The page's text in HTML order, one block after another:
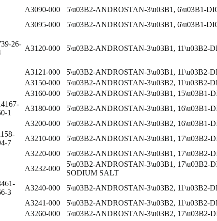
A3090-000
5\u03B2-ANDROSTAN-3\u03B1, 6\u03B1-
A3095-000
5\u03B2-ANDROSTAN-3\u03B1, 6\u03B1-
26-
A3120-000 5\u03B2-ANDROSTAN-3\u03B1, 11\u03B2-
A3121-000
5\u03B2-ANDROSTAN-3\u03B1, 11\u03B2-
A3150-000
5\u03B2-ANDROSTAN-3\u03B2, 11\u03B2-
A3160-000
5\u03B2-ANDROSTAN-3\u03B1, 15\u03B1-
1
A3180-000
5\u03B2-ANDROSTAN-3\u03B1, 16\u03B1-
A3200-000
5\u03B2-ANDROSTAN-3\u03B2, 16\u03B1-
7
A3210-000
5\u03B2-ANDROSTAN-3\u03B1, 17\u03B2-
A3220-000
5\u03B2-ANDROSTAN-3\u03B1, 17\u03B2-
A3232-000
5\u03B2-ANDROSTAN-3\u03B1, 17\u03B2-
SODIUM SALT
3
A3240-000
5\u03B2-ANDROSTAN-3\u03B2, 11\u03B2-
A3241-000
5\u03B2-ANDROSTAN-3\u03B2, 11\u03B2-
A3260-000
5\u03B2-ANDROSTAN-3\u03B2, 17\u03B2-